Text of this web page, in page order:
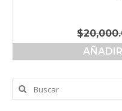
$
Buscar
por: